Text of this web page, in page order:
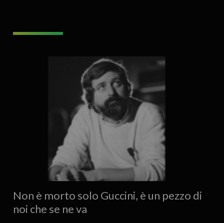
Non è morto solo Guccini, è un pezzo di
noi che se ne va